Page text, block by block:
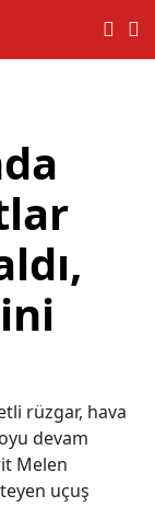
rüzgar, hava
devam
Melen
uçuş